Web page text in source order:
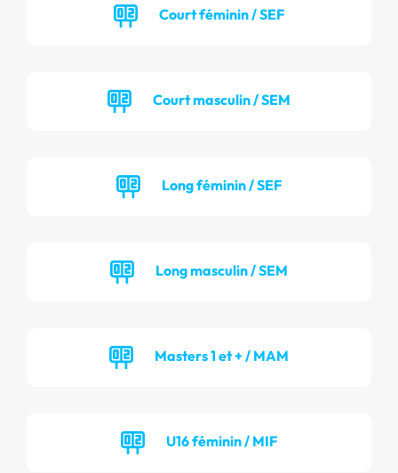
Court féminin / SEF
Court masculin / SEM
Long féminin / SEF
Long masculin / SEM
Masters 1 et + / MAM
U16 féminin / MIF